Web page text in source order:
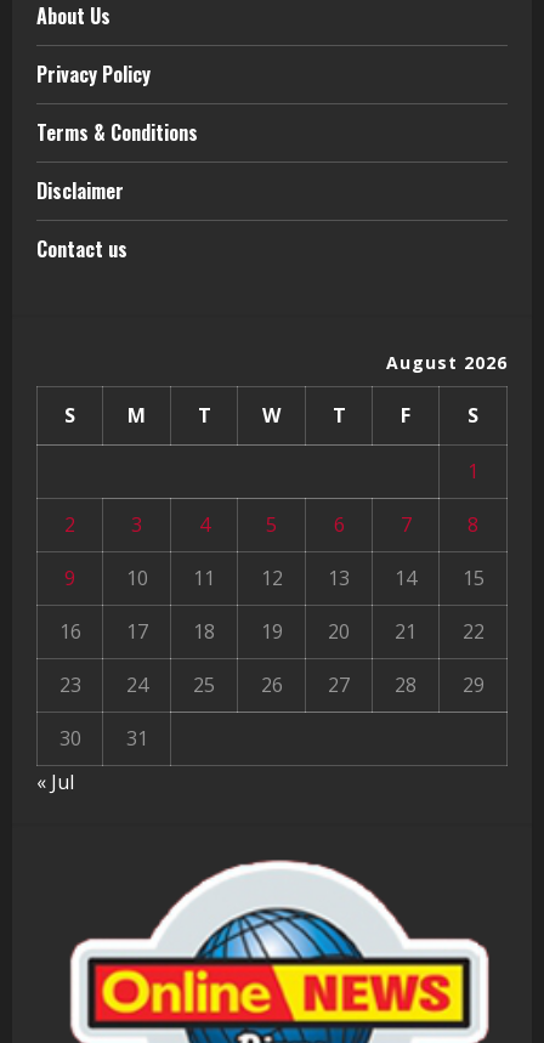
About Us
Privacy Policy
Terms & Conditions
Disclaimer
Contact us
August 2026
S M T W T F S
1
2
3 4 5 6 7
8
9
10 11 12 13 14
15
16
17 18 19 20 21
22
23
24 25 26 27 28
29
30
31
« Jul